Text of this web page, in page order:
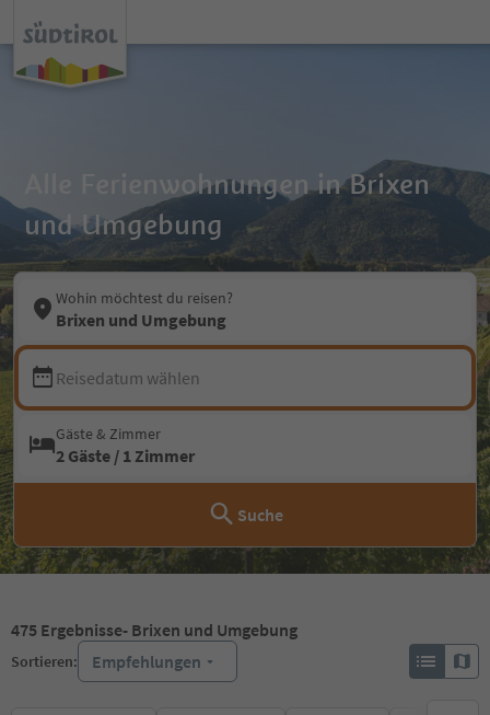
Alle Ferienwohnungen in Brixen
und Umgebung
Wohin möchtest du reisen?
Brixen und Umgebung
Reisedatum wählen
Gäste & Zimmer
2 Gäste / 1 Zimmer
Suche
475 Ergebnisse- Brixen und Umgebung
Sortieren: Empfehlungen